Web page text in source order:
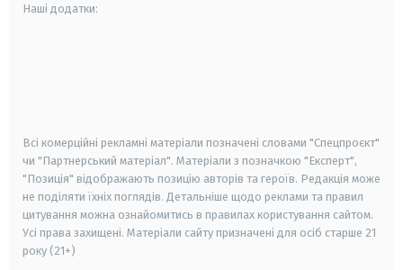
Наші додатки:
Всі комерційні рекламні матеріали позначені словами "Спецпроєкт"
чи "Партнерський матеріал". Матеріали з позначкою "Експерт",
"Позиція" відображають позицію авторів та героїв. Редакція може
не поділяти їхніх поглядів. Детальніше щодо реклами та правил
цитування можна ознайомитись в правилах користування сайтом.
Усі права захищені. Матеріали сайту призначені для осіб старше 21
року (21+)